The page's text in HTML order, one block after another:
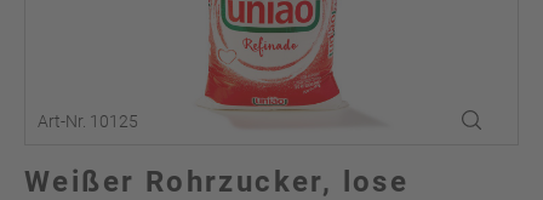
Art-Nr. 10125
Weißer Rohrzucker, lose